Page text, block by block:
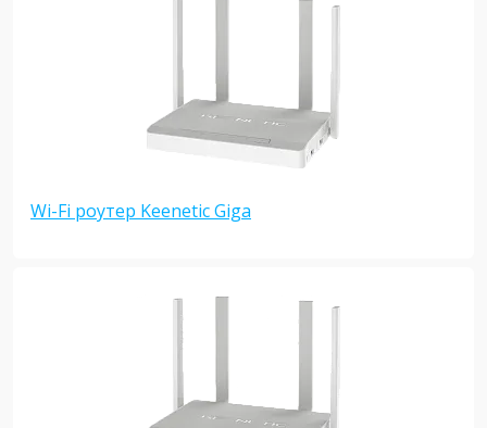
Wi-Fi роутер Keenetic Giga